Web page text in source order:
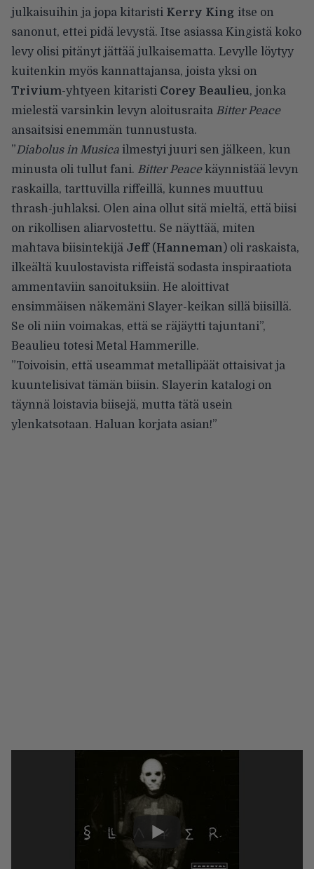
julkaisuihin ja jopa kitaristi Kerry King itse on
sanonut, ettei pidä levystä. Itse asiassa Kingistä koko
levy olisi pitänyt jättää julkaisematta. Levylle löytyy
kuitenkin myös kannattajansa, joista yksi on
Trivium-yhtyeen kitaristi Corey Beaulieu, jonka
mielestä varsinkin levyn aloitusraita Bitter Peace
ansaitsisi enemmän tunnustusta.
”Diabolus in Musica ilmestyi juuri sen jälkeen, kun
minusta oli tullut fani. Bitter Peacekäynnistää levyn
raskailla, tarttuvilla riffeillä, kunnes muuttuu
thrash-juhlaksi. Olen aina ollut sitä mieltä, että biisi
on rikollisen aliarvostettu. Se näyttää, miten
mahtava biisintekijä Jeff(Hanneman ) oli raskaista,
ilkeältä kuulostavista riffeistä sodasta inspiraatiota
ammentaviin sanoituksiin. He aloittivat
ensimmäisen näkemäni Slayer-keikan sillä biisillä.
Se oli niin voimakas, että se räjäytti tajuntani”,
Beaulieu totesi Metal Hammerille.
”Toivoisin, että useammat metallipäät ottaisivat ja
kuuntelisivat tämän biisin. Slayerin katalogi on
täynnä loistavia biisejä, mutta tätä usein
ylenkatsotaan. Haluan korjata asian!”